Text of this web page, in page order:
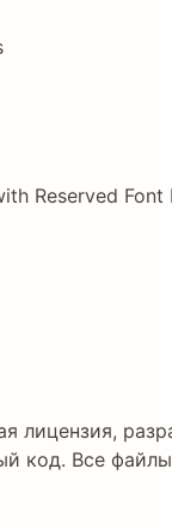
Reserved Font
лицензия,
код. Все